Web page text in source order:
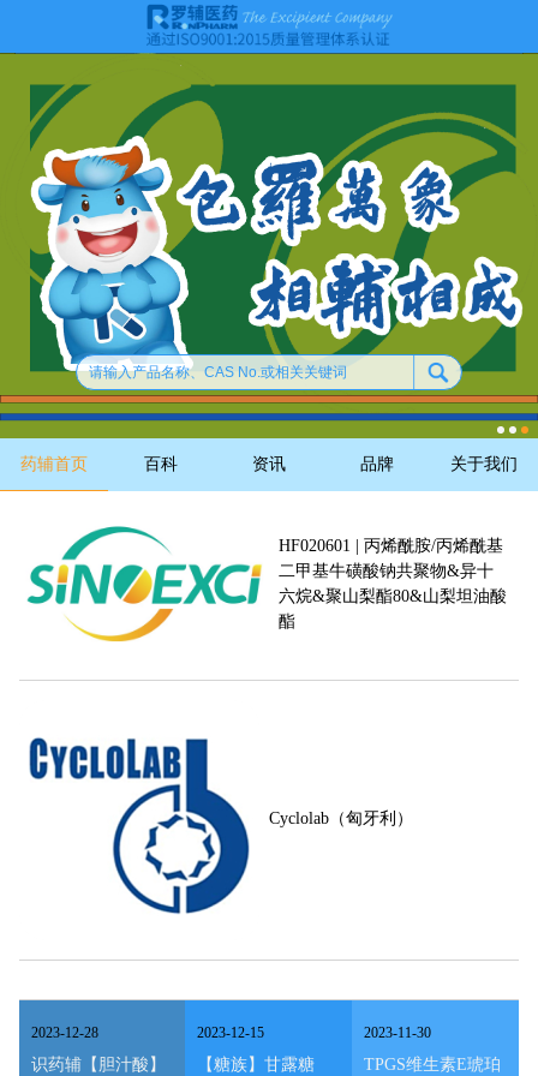
药辅首页 百科 资讯 品牌 关于我们
HF020601 | 丙烯酰胺/丙烯酰基
二甲基牛磺酸钠共聚物&异十
六烷&聚山梨酯80&山梨坦油酸
酯
Cyclolab（匈牙利）
识药辅【胆汁酸】
2023-12-28
【糖族】甘露糖
2023-12-15
TPGS维生素E琥珀
2023-11-30